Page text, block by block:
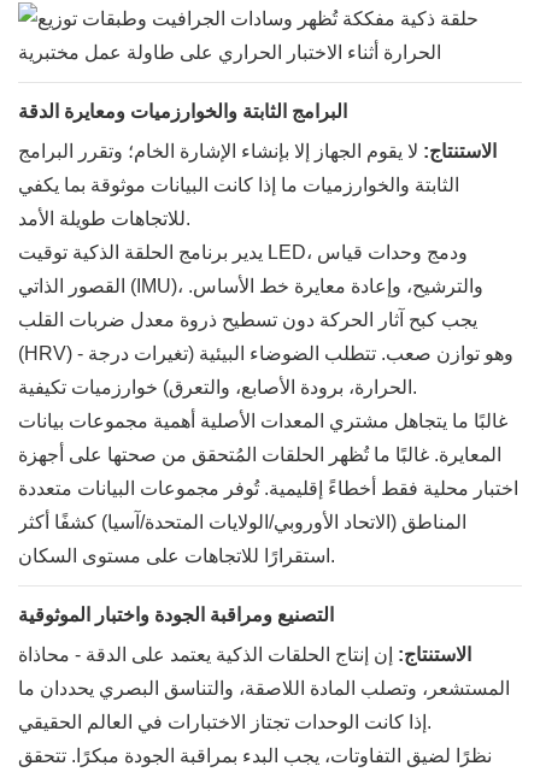
البرامج الثابتة والخوارزميات ومعايرة الدقة
الاستنتاج: لا يقوم الجهاز إلا بإنشاء الإشارة الخام؛ وتقرر البرامج
الثابتة والخوارزميات ما إذا كانت البيانات موثوقة بما يكفي
للاتجاهات طويلة الأمد.
يدير برنامج الحلقة الذكية توقيت LED، ودمج وحدات قياس
القصور الذاتي (IMU)، والترشيح، وإعادة معايرة خط الأساس.
يجب كبح آثار الحركة دون تسطيح ذروة معدل ضربات القلب
(HRV) - وهو توازن صعب. تتطلب الضوضاء البيئية (تغيرات درجة
الحرارة، برودة الأصابع، والتعرق) خوارزميات تكيفية.
غالبًا ما يتجاهل مشتري المعدات الأصلية أهمية مجموعات بيانات
المعايرة. غالبًا ما تُظهر الحلقات المُتحقق من صحتها على أجهزة
اختبار محلية فقط أخطاءً إقليمية. تُوفر مجموعات البيانات متعددة
المناطق (الاتحاد الأوروبي/الولايات المتحدة/آسيا) كشفًا أكثر
استقرارًا للاتجاهات على مستوى السكان.
التصنيع ومراقبة الجودة واختبار الموثوقية
الاستنتاج: إن إنتاج الحلقات الذكية يعتمد على الدقة - محاذاة
المستشعر، وتصلب المادة اللاصقة، والتناسق البصري يحددان ما
إذا كانت الوحدات تجتاز الاختبارات في العالم الحقيقي.
نظرًا لضيق التفاوتات، يجب البدء بمراقبة الجودة مبكرًا. تتحقق